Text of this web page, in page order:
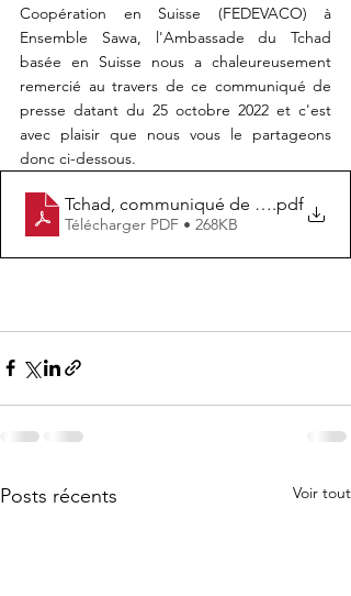
Coopération en Suisse (FEDEVACO) à
Ensemble Sawa, l'Ambassade du Tchad
basée en Suisse nous a chaleureusement
remercié au travers de ce communiqué de
presse datant du 25 octobre 2022 et c'est
avec plaisir que nous vous le partageons
donc ci-dessous.
Tchad, communiqué de .pdf
Télécharger PDF • 268KB
Posts récents Voir tout